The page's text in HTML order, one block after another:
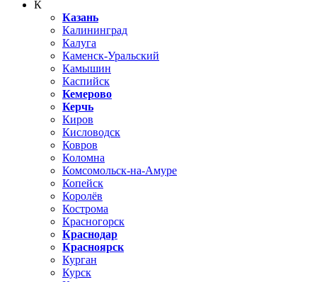
К
Казань
Калининград
Калуга
Каменск-Уральский
Камышин
Каспийск
Кемерово
Керчь
Киров
Кисловодск
Ковров
Коломна
Комсомольск-на-Амуре
Копейск
Королёв
Кострома
Красногорск
Краснодар
Красноярск
Курган
Курск